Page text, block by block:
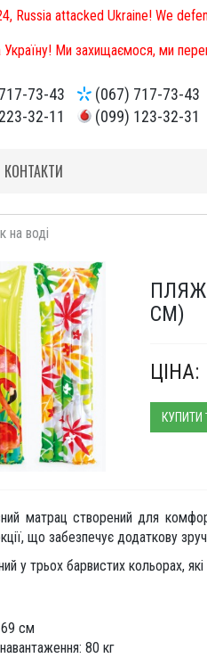
Russia attacked Ukraine! We
Україну! Ми захищаємося, ми
73-43
(067) 717-73-43
32-11
(099) 123-32-31
КОНТАКТИ
на воді
СМ)
ЦІНА:
КУПИТИ
матрац створений для
що забезпечує додаткову
у трьох барвистих кольорах,
см
80 кг